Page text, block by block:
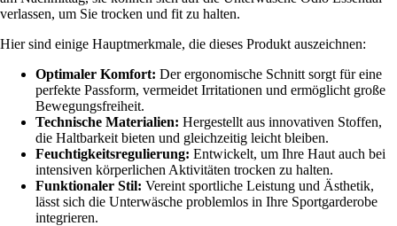
verlassen, um Sie trocken und fit zu halten.
Hier sind einige Hauptmerkmale, die dieses Produkt auszeichnen:
Optimaler Komfort: Der ergonomische Schnitt sorgt für eine
perfekte Passform, vermeidet Irritationen und ermöglicht große
Bewegungsfreiheit.
Technische Materialien: Hergestellt aus innovativen Stoffen,
die Haltbarkeit bieten und gleichzeitig leicht bleiben.
Feuchtigkeitsregulierung: Entwickelt, um Ihre Haut auch bei
intensiven körperlichen Aktivitäten trocken zu halten.
Funktionaler Stil: Vereint sportliche Leistung und Ästhetik,
lässt sich die Unterwäsche problemlos in Ihre Sportgarderobe
integrieren.